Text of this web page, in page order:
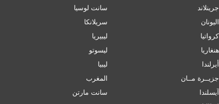
جرينلاند
اليونان
كرواتيا
هنغاريا
أيرلندا
جزيــرة مــان
آيسلندا
سانت لوسيا
سريلانكا
ليبيريا
ليسوتو
ليبيا
المغرب
سانت مارتن